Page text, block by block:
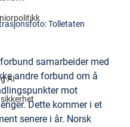
AI
Tolletaten
samarbeider med
andre forbund om å
mot
Dette kommer i et
senere i år. Norsk